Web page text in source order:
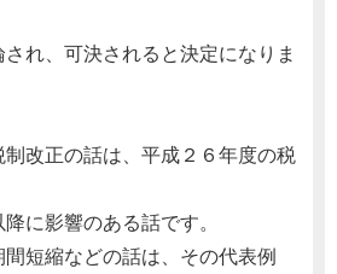
れ、可決されると決定になりま
改正の話は、平成２６年度の税
に影響のある話です。
間短縮などの話は、その代表例